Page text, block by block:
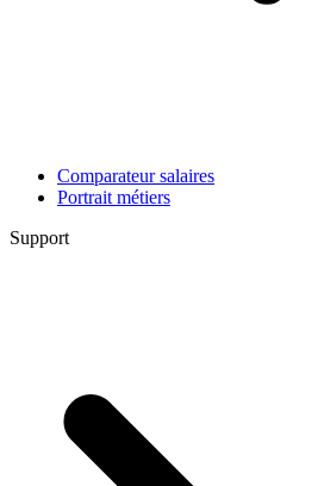
Comparateur salaires
Portrait métiers
Support